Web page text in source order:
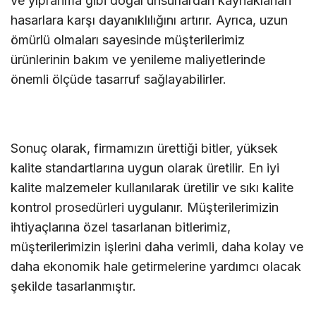
hasarlara karşı dayanıklılığını artırır. Ayrıca, uzun
ömürlü olmaları sayesinde müşterilerimiz
ürünlerinin bakım ve yenileme maliyetlerinde
önemli ölçüde tasarruf sağlayabilirler.
Sonuç olarak, firmamızın ürettiği bitler, yüksek
kalite standartlarına uygun olarak üretilir. En iyi
kalite malzemeler kullanılarak üretilir ve sıkı kalite
kontrol prosedürleri uygulanır. Müşterilerimizin
ihtiyaçlarına özel tasarlanan bitlerimiz,
müşterilerimizin işlerini daha verimli, daha kolay ve
daha ekonomik hale getirmelerine yardımcı olacak
şekilde tasarlanmıştır.